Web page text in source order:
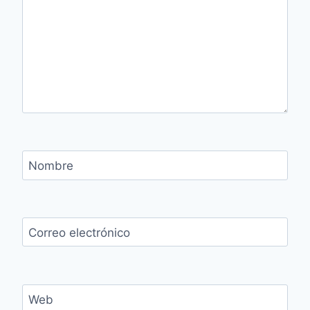
Nombre
Correo electrónico
Web